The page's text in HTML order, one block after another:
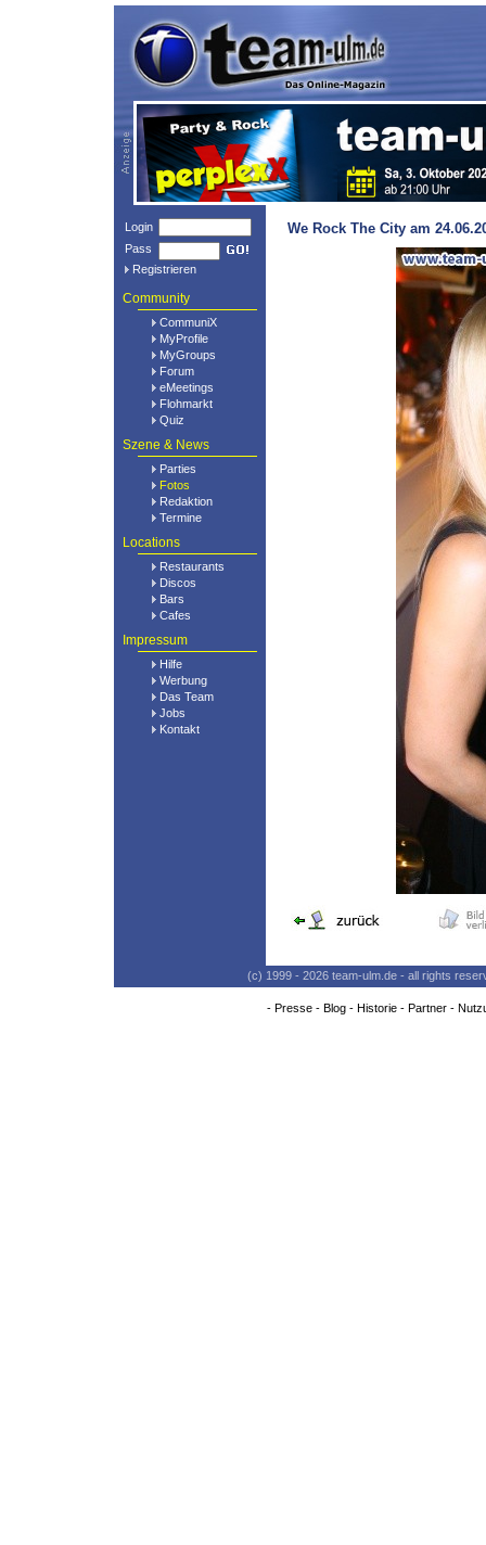
Login
Pass
Registrieren
Community
CommuniX
MyProfile
MyGroups
Forum
eMeetings
Flohmarkt
Quiz
Szene & News
Parties
Fotos
Redaktion
Termine
Locations
Restaurants
Discos
Bars
Cafes
Impressum
Hilfe
Werbung
Das Team
Jobs
Kontakt
We Rock The City am
(c) 1999 - 2026 team-ulm.de - all rights
- Presse- Blog- Historie- Partner-